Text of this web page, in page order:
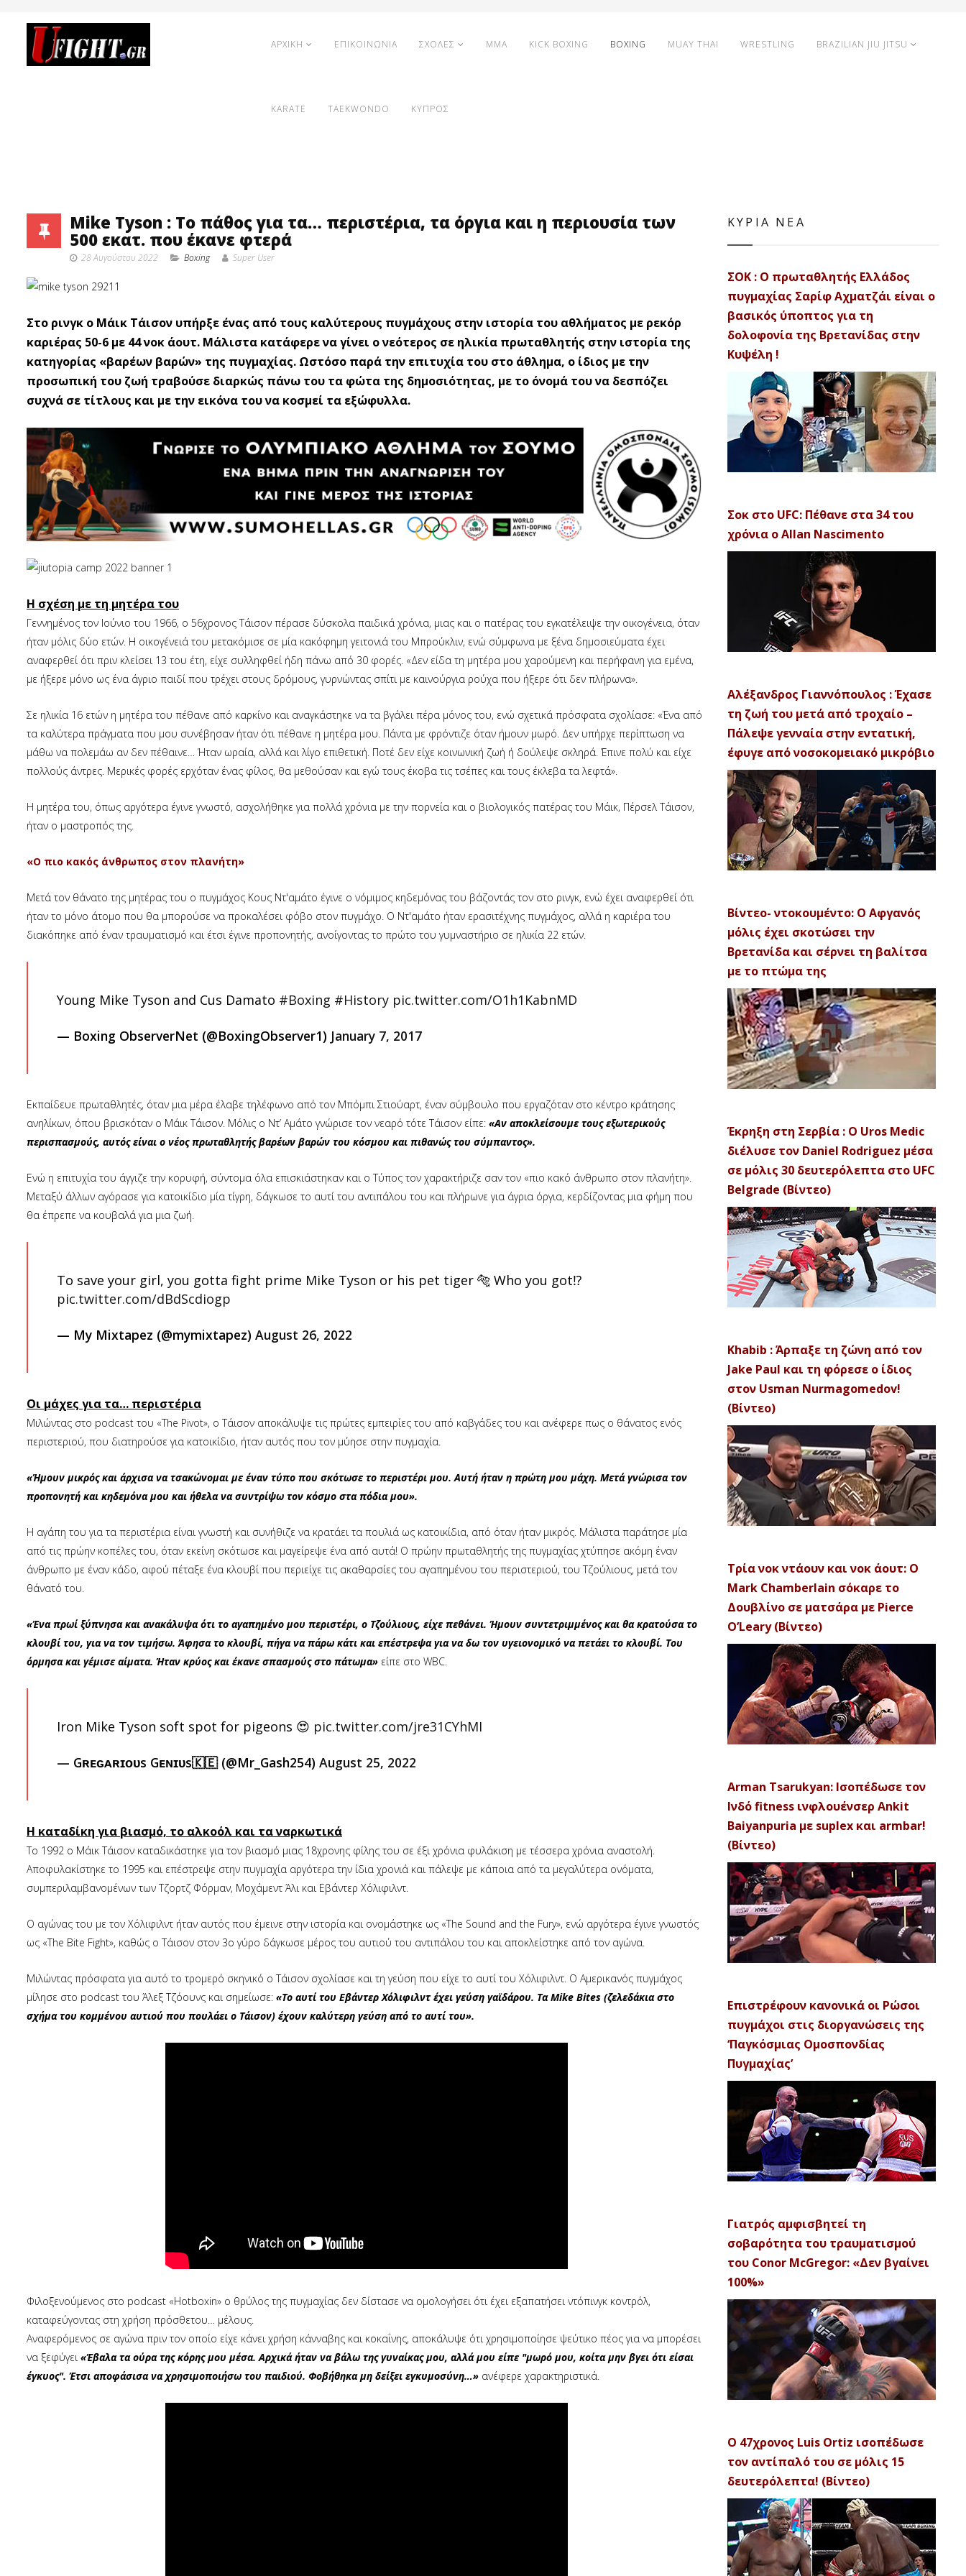
ΑΡΧΙΚΗ ΕΠΙΚΟΙΝΩΝΙΑ ΣΧΟΛΕΣ MMA KICK BOXING BOXING MUAY THAI WRESTLING BRAZILIAN JIU JITSU
KARATE TAEKWONDO ΚΥΠΡΟΣ
Mike Tyson : Το πάθος για τα… περιστέρια, τα όργια και η περιουσία των
500 εκατ. που έκανε φτερά
28 Αυγούστου 2022 Boxing Super User
Στο ρινγκ ο Μάικ Τάισον υπήρξε ένας από τους καλύτερους πυγμάχους στην ιστορία του αθλήματος με ρεκόρ
καριέρας 50-6 με 44 νοκ άουτ. Μάλιστα κατάφερε να γίνει ο νεότερος σε ηλικία πρωταθλητής στην ιστορία της
κατηγορίας «βαρέων βαρών» της πυγμαχίας. Ωστόσο παρά την επιτυχία του στο άθλημα, ο ίδιος με την
προσωπική του ζωή τραβούσε διαρκώς πάνω του τα φώτα της δημοσιότητας, με το όνομά του να δεσπόζει
συχνά σε τίτλους και με την εικόνα του να κοσμεί τα εξώφυλλα.
Η σχέση με τη μητέρα του
Γεννημένος τον Ιούνιο του 1966, ο 56χρονος Τάισον πέρασε δύσκολα παιδικά χρόνια, μιας και ο πατέρας του εγκατέλειψε την οικογένεια, όταν
ήταν μόλις δύο ετών. Η οικογένειά του μετακόμισε σε μία κακόφημη γειτονιά του Μπρούκλιν, ενώ σύμφωνα με ξένα δημοσιεύματα έχει
αναφερθεί ότι πριν κλείσει 13 του έτη, είχε συλληφθεί ήδη πάνω από 30 φορές. «Δεν είδα τη μητέρα μου χαρούμενη και περήφανη για εμένα,
με ήξερε μόνο ως ένα άγριο παιδί που τρέχει στους δρόμους, γυρνώντας σπίτι με καινούργια ρούχα που ήξερε ότι δεν πλήρωνα».
Σε ηλικία 16 ετών η μητέρα του πέθανε από καρκίνο και αναγκάστηκε να τα βγάλει πέρα μόνος του, ενώ σχετικά πρόσφατα σχολίασε: «Ένα από
τα καλύτερα πράγματα που μου συνέβησαν ήταν ότι πέθανε η μητέρα μου. Πάντα με φρόντιζε όταν ήμουν μωρό. Δεν υπήρχε περίπτωση να
μάθω να πολεμάω αν δεν πέθαινε… Ήταν ωραία, αλλά και λίγο επιθετική. Ποτέ δεν είχε κοινωνική ζωή ή δούλεψε σκληρά. Έπινε πολύ και είχε
πολλούς άντρες. Μερικές φορές ερχόταν ένας φίλος, θα μεθούσαν και εγώ τους έκοβα τις τσέπες και τους έκλεβα τα λεφτά».
Η μητέρα του, όπως αργότερα έγινε γνωστό, ασχολήθηκε για πολλά χρόνια με την πορνεία και ο βιολογικός πατέρας του Μάικ, Πέρσελ Τάισον,
ήταν ο μαστροπός της.
«Ο πιο κακός άνθρωπος στον πλανήτη»
Μετά τον θάνατο της μητέρας του ο πυγμάχος Κους Ντ'αμάτο έγινε ο νόμιμος κηδεμόνας του βάζοντάς τον στο ρινγκ, ενώ έχει αναφερθεί ότι
ήταν το μόνο άτομο που θα μπορούσε να προκαλέσει φόβο στον πυγμάχο. Ο Ντ'αμάτο ήταν ερασιτέχνης πυγμάχος, αλλά η καριέρα του
διακόπηκε από έναν τραυματισμό και έτσι έγινε προπονητής, ανοίγοντας το πρώτο του γυμναστήριο σε ηλικία 22 ετών.
Young Mike Tyson and Cus Damato #Boxing #History pic.twitter.com/O1h1KabnMD
— Boxing ObserverNet (@BoxingObserver1) January 7, 2017
Εκπαίδευε πρωταθλητές, όταν μια μέρα έλαβε τηλέφωνο από τον Μπόμπι Στιούαρτ, έναν σύμβουλο που εργαζόταν στο κέντρο κράτησης
ανηλίκων, όπου βρισκόταν ο Μάικ Τάισον. Μόλις ο Ντ’ Αμάτο γνώρισε τον νεαρό τότε Τάισον είπε: «Αν αποκλείσουμε τους εξωτερικούς
περισπασμούς, αυτός είναι ο νέος πρωταθλητής βαρέων βαρών του κόσμου και πιθανώς του σύμπαντος».
Ενώ η επιτυχία του άγγιζε την κορυφή, σύντομα όλα επισκιάστηκαν και ο Τύπος τον χαρακτήριζε σαν τον «πιο κακό άνθρωπο στον πλανήτη».
Μεταξύ άλλων αγόρασε για κατοικίδιο μία τίγρη, δάγκωσε το αυτί του αντιπάλου του και πλήρωνε για άγρια ​​όργια, κερδίζοντας μια φήμη που
θα έπρεπε να κουβαλά για μια ζωή.
To save your girl, you gotta fight prime Mike Tyson or his pet tiger 🐅 Who you got⁉️
pic.twitter.com/dBdScdiogp
— My Mixtapez (@mymixtapez) August 26, 2022
Οι μάχες για τα… περιστέρια
Μιλώντας στο podcast του «The Pivot», ο Τάισον αποκάλυψε τις πρώτες εμπειρίες του από καβγάδες του και ανέφερε πως ο θάνατος ενός
περιστεριού, που διατηρούσε για κατοικίδιο, ήταν αυτός που τον μύησε στην πυγμαχία.
«Ήμουν μικρός και άρχισα να τσακώνομαι με έναν τύπο που σκότωσε το περιστέρι μου. Αυτή ήταν η πρώτη μου μάχη. Μετά γνώρισα τον
προπονητή και κηδεμόνα μου και ήθελα να συντρίψω τον κόσμο στα πόδια μου».
Η αγάπη του για τα περιστέρια είναι γνωστή και συνήθιζε να κρατάει τα πουλιά ως κατοικίδια, από όταν ήταν μικρός. Μάλιστα παράτησε μία
από τις πρώην κοπέλες του, όταν εκείνη σκότωσε και μαγείρεψε ένα από αυτά! Ο πρώην πρωταθλητής της πυγμαχίας χτύπησε ακόμη έναν
άνθρωπο με έναν κάδο, αφού πέταξε ένα κλουβί που περιείχε τις ακαθαρσίες του αγαπημένου του περιστεριού, του Τζούλιους, μετά τον
θάνατό του.
«Ένα πρωί ξύπνησα και ανακάλυψα ότι το αγαπημένο μου περιστέρι, ο Τζούλιους, είχε πεθάνει. Ήμουν συντετριμμένος και θα κρατούσα το
κλουβί του, για να τον τιμήσω. Άφησα το κλουβί, πήγα να πάρω κάτι και επέστρεψα για να δω τον υγειονομικό να πετάει το κλουβί. Του
όρμησα και γέμισε αίματα. Ήταν κρύος και έκανε σπασμούς στο πάτωμα» είπε στο WBC.
Iron Mike Tyson soft spot for pigeons 😍 pic.twitter.com/jre31CYhMI
— Gʀᴇɢᴀʀɪᴏᴜs Gᴇɴɪᴜs🇰🇪 (@Mr_Gash254) August 25, 2022
Η καταδίκη για βιασμό, το αλκοόλ και τα ναρκωτικά
Το 1992 ο Μάικ Τάισον καταδικάστηκε για τον βιασμό μιας 18χρονης φίλης του σε έξι χρόνια φυλάκιση με τέσσερα χρόνια αναστολή.
Αποφυλακίστηκε το 1995 και επέστρεψε στην πυγμαχία αργότερα την ίδια χρονιά και πάλεψε με κάποια από τα μεγαλύτερα ονόματα,
συμπεριλαμβανομένων των Τζορτζ Φόρμαν, Μοχάμεντ Άλι και Εβάντερ Χόλιφιλντ.
Ο αγώνας του με τον Χόλιφιλντ ήταν αυτός που έμεινε στην ιστορία και ονομάστηκε ως «The Sound and the Fury», ενώ αργότερα έγινε γνωστός
ως «The Bite Fight», καθώς ο Τάισον στον 3ο γύρο δάγκωσε μέρος του αυτιού του αντιπάλου του και αποκλείστηκε από τον αγώνα.
Μιλώντας πρόσφατα για αυτό το τρομερό σκηνικό ο Τάισον σχολίασε και τη γεύση που είχε το αυτί του Χόλιφιλντ. Ο Αμερικανός πυγμάχος
μίλησε στο podcast του Άλεξ Τζόουνς και σημείωσε: «Το αυτί του Εβάντερ Χόλιφιλντ έχει γεύση γαϊδάρου. Τα Mike Bites (ζελεδάκια στο
σχήμα του κομμένου αυτιού που πουλάει ο Τάισον) έχουν καλύτερη γεύση από το αυτί του».
Φιλοξενούμενος στο podcast «Hotboxin» ο θρύλος της πυγμαχίας δεν δίστασε να ομολογήσει ότι έχει εξαπατήσει ντόπινγκ κοντρόλ,
καταφεύγοντας στη χρήση πρόσθετου… μέλους.
Αναφερόμενος σε αγώνα πριν τον οποίο είχε κάνει χρήση κάνναβης και κοκαΐνης, αποκάλυψε ότι χρησιμοποίησε ψεύτικο πέος για να μπορέσει
να ξεφύγει «Έβαλα τα ούρα της κόρης μου μέσα. Αρχικά ήταν να βάλω της γυναίκας μου, αλλά μου είπε "μωρό μου, κοίτα μην βγει ότι είσαι
έγκυος". Έτσι αποφάσισα να χρησιμοποιήσω του παιδιού. Φοβήθηκα μη δείξει εγκυμοσύνη…» ανέφερε χαρακτηριστικά.
ΚΥΡΙΑ ΝΕΑ
ΣΟΚ : Ο πρωταθλητής Ελλάδος
πυγμαχίας Σαρίφ Αχματζάι είναι ο
βασικός ύποπτος για τη
δολοφονία της Βρετανίδας στην
Κυψέλη !
Σοκ στο UFC: Πέθανε στα 34 του
χρόνια ο Allan Nascimento
Αλέξανδρος Γιαννόπουλος : Έχασε
τη ζωή του μετά από τροχαίο –
Πάλεψε γενναία στην εντατική,
έφυγε από νοσοκομειακό μικρόβιο
Βίντεο- ντοκουμέντο: Ο Αφγανός
μόλις έχει σκοτώσει την
Βρετανίδα και σέρνει τη βαλίτσα
με το πτώμα της
Έκρηξη στη Σερβία : Ο Uros Medic
διέλυσε τον Daniel Rodriguez μέσα
σε μόλις 30 δευτερόλεπτα στο UFC
Belgrade (Βίντεο)
Khabib : Άρπαξε τη ζώνη από τον
Jake Paul και τη φόρεσε ο ίδιος
στον Usman Nurmagomedov!
(Βίντεο)
Τρία νοκ ντάουν και νοκ άουτ: Ο
Mark Chamberlain σόκαρε το
Δουβλίνο σε ματσάρα με Pierce
O’Leary (Βίντεο)
Arman Tsarukyan: Ισοπέδωσε τον
Ινδό fitness ινφλουένσερ Ankit
Baiyanpuria με suplex και armbar!
(Βίντεο)
Επιστρέφουν κανονικά οι Ρώσοι
πυγμάχοι στις διοργανώσεις της
‘Παγκόσμιας Ομοσπονδίας
Πυγμαχίας’
Γιατρός αμφισβητεί τη
σοβαρότητα του τραυματισμού
του Conor McGregor: «Δεν βγαίνει
100%»
Ο 47χρονος Luis Ortiz ισοπέδωσε
τον αντίπαλό του σε μόλις 15
δευτερόλεπτα! (Βίντεο)